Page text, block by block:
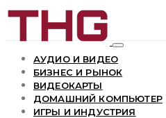
АУДИО И ВИДЕО
БИЗНЕС И РЫНОК
ВИДЕОКАРТЫ
ДОМАШНИЙ КОМПЬЮТЕР
ИГРЫ И ИНДУСТРИЯ